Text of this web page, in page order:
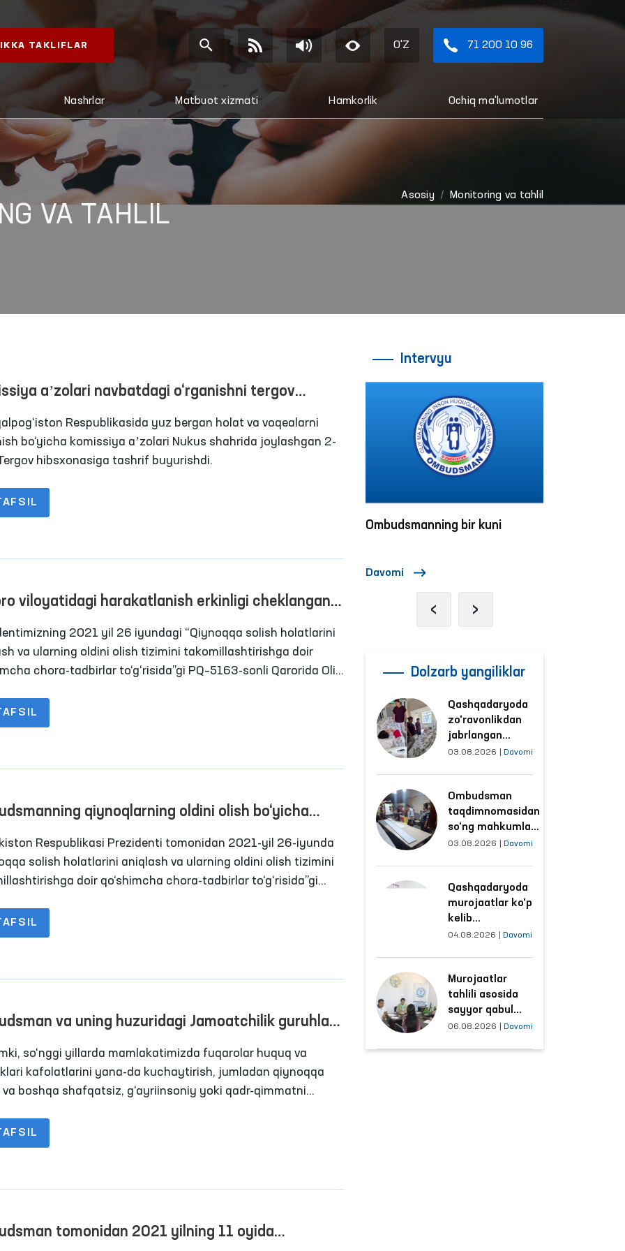
TAKLIFLAR O'Z 71 200 10 96
Nashrlar Matbuot xizmati Hamkorlik Ochiq ma'lumotlar
VA TAHLIL
Asosiy Monitoring va tahlil
aʼzolari navbatdagi o‘rganishni tergov
o‘tkazishdi
Respublikasida yuz bergan holat va voqealarni
bo‘yicha komissiya aʼzolari Nukus shahrida joylashgan 2-
hibsxonasiga tashrif buyurishdi.
viloyatidagi harakatlanish erkinligi cheklangan
saqlanadigan joylardagi sharoitlar qay
2021 yil 26 iyundagi “Qiynoqqa solish holatlarini
va ularning oldini olish tizimini takomillashtirishga doir
chora-tadbirlar to‘g‘risida”gi PQ–5163-sonli Qarorida Oliy
oldini olish maqsadida Jamoatchilik vakillari bilan
harakatlanish erkinligi cheklangan shaxslar saqlanadigan
qiynoqlarning oldini olish bo‘yicha
preventiv mexanizm doirasida 2021 yilda amalga
monitoring tashriflari bo‘yicha brifing
Respublikasi Prezidenti tomonidan 2021-yil 26-iyunda
solish holatlarini aniqlash va ularning oldini olish tizimini
doir qo‘shimcha chora-tadbirlar to‘g‘risida”gi
Jamoatchilik guruhlari tomonidan harakatlanish erkinligi
shaxslar saqlanadigan joylarga 177 marotaba
va uning huzuridagi Jamoatchilik guruhlari
Qoraqalpog‘iston Respublikasidagi
erkinligi cheklangan shaxslar
joylarga monitoring tashriflari amalga
so‘nggi yillarda mamlakatimizda fuqarolar huquq va
kafolatlarini yana-da kuchaytirish, jumladan qiynoqqa
va boshqa shafqatsiz, g‘ayriinsoniy yoki qadr-qimmatni
yo‘l qo‘ymaslik maqsadida keng ko‘lamli ishlar amalga
tomonidan 2021 yilning 11 oyida
Intervyu
o‘tkazilmoqda
zo‘ravonlikka qarshi kurashish
Ombudsmanning bir kuni
Davomi
‹ ›
Dolzarb yangiliklar
Qashqadaryoda
zo‘ravonlikdan
jabrlangan
ayolning holati
o‘rganildi
03.08.2026 Davomi
Ombudsman
taqdimnomasidan
so‘ng mahkumlar
mehnat
sharoitlar
yaxshilandi
03.08.2026 Davomi
Qashqadaryoda
murojaatlar ko‘p
kelib
tushayotgan
yo‘lga qo‘yildi
04.08.2026 Davomi
Murojaatlar
tahlili asosida
sayyor qabul
o‘tkaziladigan
06.08.2026 Davomi